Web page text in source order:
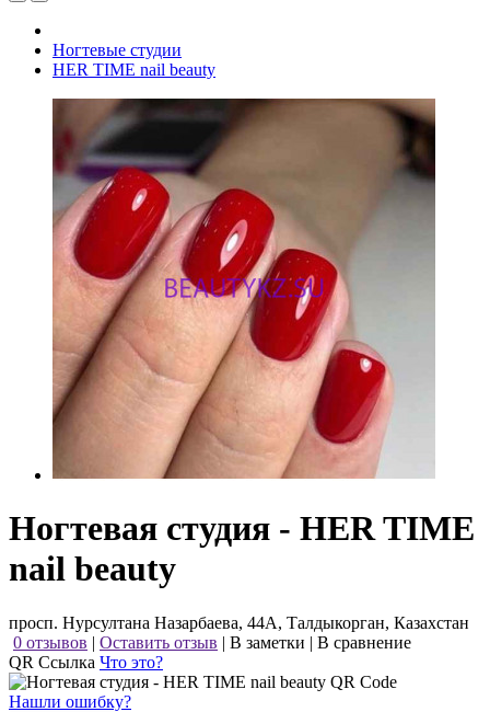
Ногтевые студии
HER TIME nail beauty
Ногтевая студия - HER TIME
nail beauty
просп. Нурсултана Назарбаева, 44А, Талдыкорган, Казахстан
0 отзывов | Оставить отзыв | В заметки | В сравнение
QR Ссылка Что это?
Нашли ошибку?